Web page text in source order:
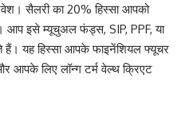
सैलरी का 20% हिस्सा आपको
आप इसे म्यूचुअल फंड्स, SIP, PPF, या
यह हिस्सा आपके फाइनेंशियल फ्यूचर
आपके लिए लॉन्ग टर्म वेल्थ क्रिएट